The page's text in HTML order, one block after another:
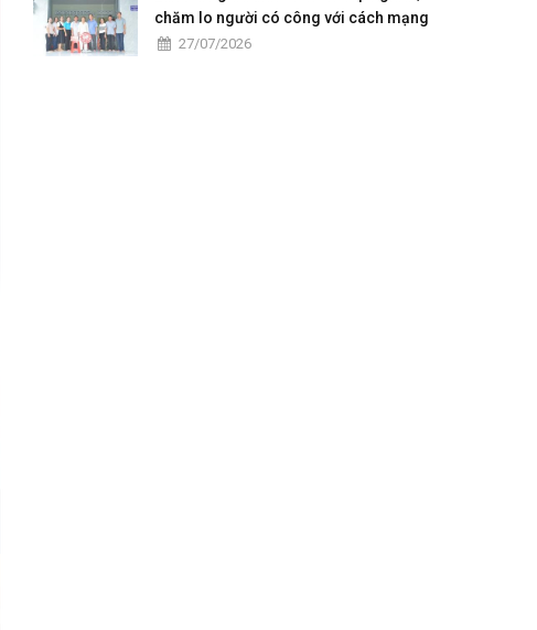
chăm lo người có công với cách mạng
27/07/2026